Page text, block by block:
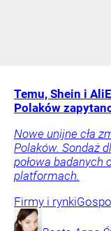
Temu, Shein i
Polaków
Nowe unijne cła
Polaków. Sondaż
połowa badanych
platformach.
Firmy i rynki